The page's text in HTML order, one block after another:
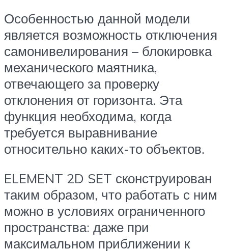
Особенностью данной модели
является возможность отключения
самонивелирования – блокировка
механического маятника,
отвечающего за проверку
отклонения от горизонта. Эта
функция необходима, когда
требуется выравнивание
относительно каких-то объектов.
ELEMENT 2D SET сконструирован
таким образом, что работать с ним
можно в условиях ограниченного
пространства: даже при
максимальном приближении к